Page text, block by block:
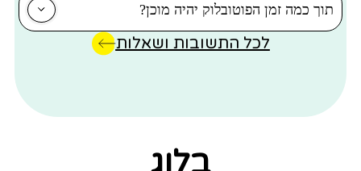
כמה זמן הפוטובלוק יהיה מוכן?
לכל התשובות ושאלות
בלוג